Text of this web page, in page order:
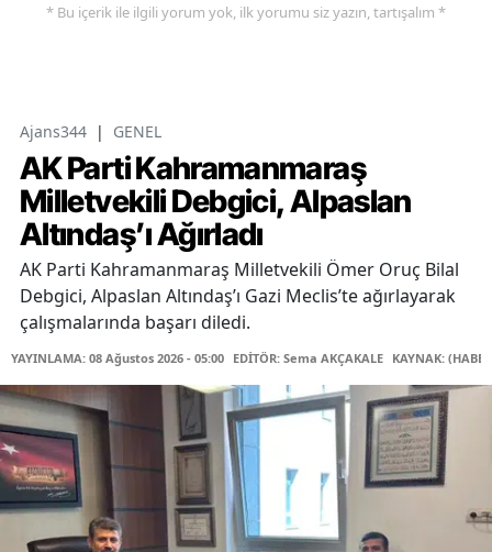
* Bu içerik ile ilgili yorum yok, ilk yorumu siz yazın, tartışalım *
Ajans344 | GENEL
AK Parti Kahramanmaraş
Milletvekili Debgici, Alpaslan
Altındaş’ı Ağırladı
AK Parti Kahramanmaraş Milletvekili Ömer Oruç Bilal
Debgici, Alpaslan Altındaş’ı Gazi Meclis’te ağırlayarak
çalışmalarında başarı diledi.
YAYINLAMA: 08 Ağustos 2026 - 05:00 EDİTÖR: Sema AKÇAKALE KAYNAK: